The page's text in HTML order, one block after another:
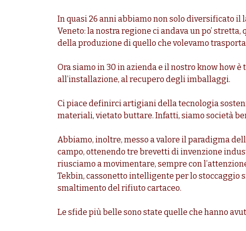
In quasi 26 anni abbiamo non solo diversificato il
Veneto: la nostra regione ci andava un po’
della produzione di quello che volevamo
Ora siamo in 30 in azienda e il nostro know how
all’installazione, al recupero degli imballaggi.
Ci piace definirci artigiani della tecnologia
materiali, vietato buttare. Infatti, siamo società
Abbiamo, inoltre, messo a valore il paradigma
campo, ottenendo tre brevetti di invenzione
riusciamo a movimentare, sempre con
Tekbin, cassonetto intelligente per lo
smaltimento del rifiuto cartaceo.
Le sfide più belle sono state quelle che hanno